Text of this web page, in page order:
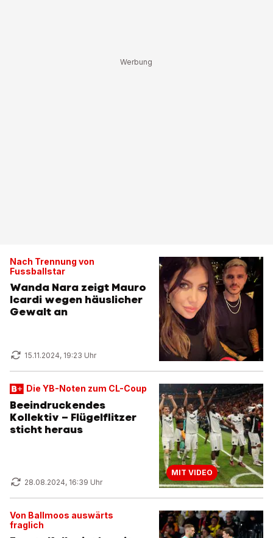
Nach Trennung von
Fussballstar
Wanda Nara zeigt Mauro
Icardi wegen häuslicher
Gewalt an
15.11.2024, 19:23 Uhr
Die YB-Noten zum CL-Coup
Beeindruckendes
Kollektiv – Flügelflitzer
sticht heraus
28.08.2024, 16:39 Uhr
MIT VIDEO
Von Ballmoos auswärts
fraglich